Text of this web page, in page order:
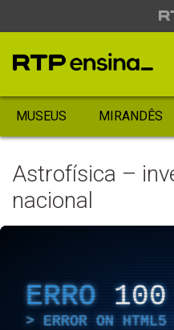
MUSEUS MIRANDÊS
Astrofísica –
nacional
ERRO 100
ERROR ON